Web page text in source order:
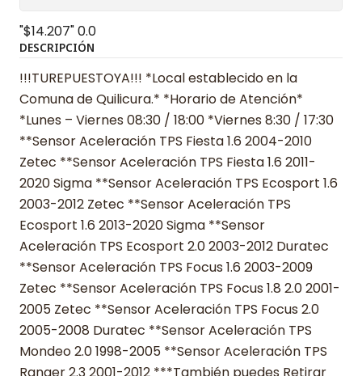
"$14.207"0.0
DESCRIPCIÓN
!!!TUREPUESTOYA!!! *Local establecido en la
Comuna de Quilicura.* *Horario de Atención*
*Lunes – Viernes 08:30 / 18:00 *Viernes 8:30 / 17:30
**Sensor Aceleración TPS Fiesta 1.6 2004-2010
Zetec **Sensor Aceleración TPS Fiesta 1.6 2011-
2020 Sigma **Sensor Aceleración TPS Ecosport 1.6
2003-2012 Zetec **Sensor Aceleración TPS
Ecosport 1.6 2013-2020 Sigma **Sensor
Aceleración TPS Ecosport 2.0 2003-2012 Duratec
**Sensor Aceleración TPS Focus 1.6 2003-2009
Zetec **Sensor Aceleración TPS Focus 1.8 2.0 2001-
2005 Zetec **Sensor Aceleración TPS Focus 2.0
2005-2008 Duratec **Sensor Aceleración TPS
Mondeo 2.0 1998-2005 **Sensor Aceleración TPS
Ranger 2.3 2001-2012 ***También puedes Retirar